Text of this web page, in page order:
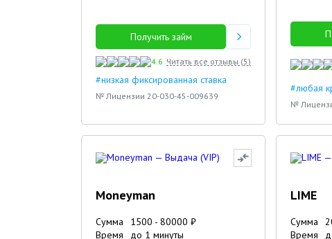
Получить займ
4.6 Читать все отзывы (5)
#низкая фиксированная ставка
№ Лицензии 20-030-45-009639
#любая
№
Moneyman
Сумма 1500 - 80000 ₽
Время
до 1 минуты
LIME
Сумма
Время